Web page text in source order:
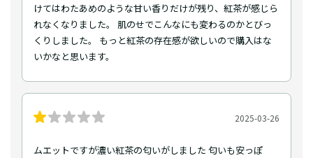
けてはわたあめのような甘い香りだけが残り、紅茶が感じら
れなくなりました。 肌のせでこんなにも変わるのかとびっ
くりしました。 もっと紅茶の存在感が欲しいので購入はな
いかなと思います。
2025-03-26
ムエットですが濃い紅茶の匂いがしました 匂いも安っぽ